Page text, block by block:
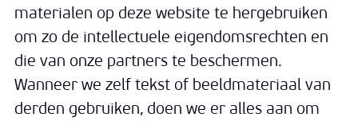
materialen op deze website te hergebruiken
om zo de intellectuele eigendomsrechten en
die van onze partners te beschermen.
Wanneer we zelf tekst of beeldmateriaal van
derden gebruiken, doen we er alles aan om